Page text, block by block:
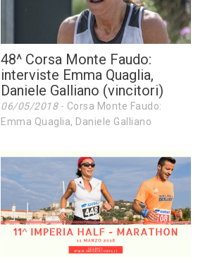
48^ Corsa Monte Faudo:
interviste Emma Quaglia,
Daniele Galliano (vincitori)
06/05/2018- Corsa Monte Faudo:
Emma Quaglia, Daniele Galliano